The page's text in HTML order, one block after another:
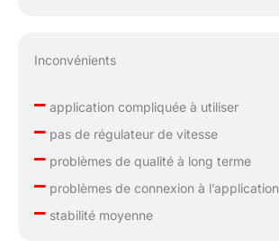
Inconvénients
–application compliquée à utiliser
–pas de régulateur de vitesse
–problèmes de qualité à long terme
–problèmes de connexion à l’application
–stabilité moyenne